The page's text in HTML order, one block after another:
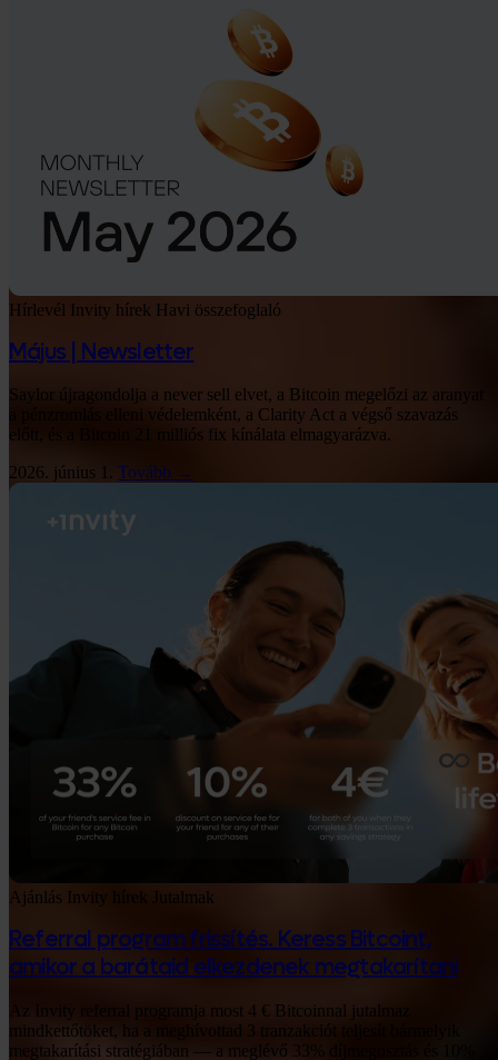
Hírlevél Invity hírek Havi összefoglaló
Május | Newsletter
Saylor újragondolja a never sell elvet, a Bitcoin megelőzi az aranyat
a pénzromlás elleni védelemként, a Clarity Act a végső szavazás
előtt, és a Bitcoin 21 milliós fix kínálata elmagyarázva.
2026. június 1. Tovább →
Ajánlás Invity hírek Jutalmak
Referral program frissítés. Keress Bitcoint,
amikor a barátaid elkezdenek megtakarítani
Az Invity referral programja most 4 € Bitcoinnal jutalmaz
mindkettőtöket, ha a meghívottad 3 tranzakciót teljesít bármelyik
megtakarítási stratégiában — a meglévő 33% díjmegosztás és 10%